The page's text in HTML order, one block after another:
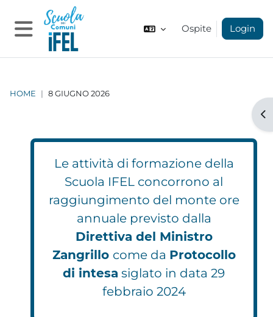
Vai al contenuto principale
Pannello laterale
Ospite Login
HOME 8 GIUGNO 2026
Le attività di formazione della
Scuola IFEL concorrono al
raggiungimento del monte ore
annuale previsto dalla
Direttiva del Ministro
Zangrillo come da Protocollo
di intesa siglato in data 29
febbraio 2024